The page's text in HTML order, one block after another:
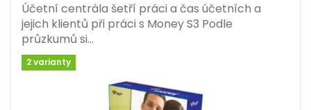
Účetní centrála šetří práci a čas účetních a
jejich klientů při práci s Money S3 Podle
průzkumů si…
2 varianty